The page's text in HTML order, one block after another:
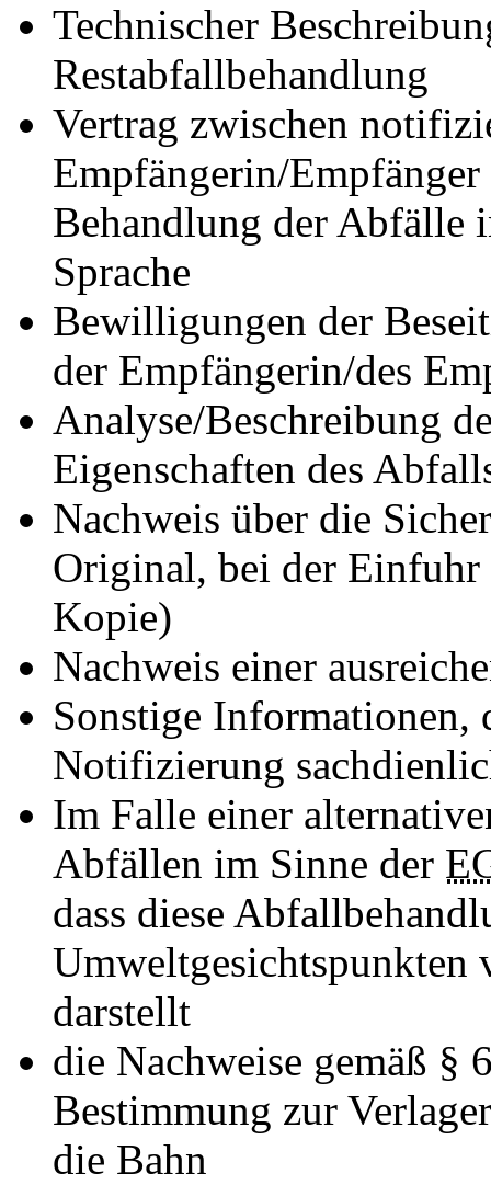
Technischer
Restabfallbehandlung
Vertrag zwischen
Empfängerin/
Behandlung der Abfälle
Sprache
Bewilligungen der
der Empfängerin/des
Analyse/Beschreibung
Eigenschaften des
Nachweis über die
Original, bei der
Kopie)
Nachweis einer
Sonstige
Notifizierung
Im Falle einer
Abfällen im Sinne der
dass diese
darstellt
die Nachweise gemäß §
Bestimmung zur
die Bahn